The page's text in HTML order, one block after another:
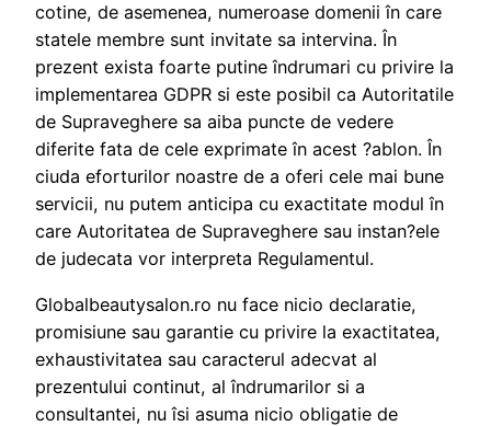
cotine, de asemenea, numeroase domenii în care
statele membre sunt invitate sa intervina. În
prezent exista foarte putine îndrumari cu privire la
implementarea GDPR si este posibil ca Autoritatile
de Supraveghere sa aiba puncte de vedere
diferite fata de cele exprimate în acest ?ablon. În
ciuda eforturilor noastre de a oferi cele mai bune
servicii, nu putem anticipa cu exactitate modul în
care Autoritatea de Supraveghere sau instan?ele
de judecata vor interpreta Regulamentul.
Globalbeautysalon.ro nu face nicio declaratie,
promisiune sau garantie cu privire la exactitatea,
exhaustivitatea sau caracterul adecvat al
prezentului continut, al îndrumarilor si a
consultantei, nu îsi asuma nicio obligatie de